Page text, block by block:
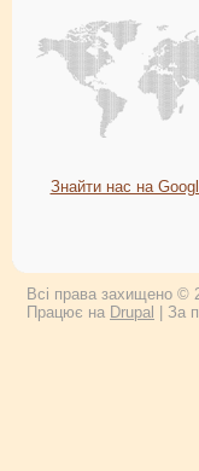
Знайти нас на
Всі права захищено ©
Працює на Drupal | За